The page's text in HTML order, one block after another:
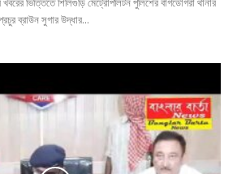
ব্রাউন সুগার উদ্ধার...